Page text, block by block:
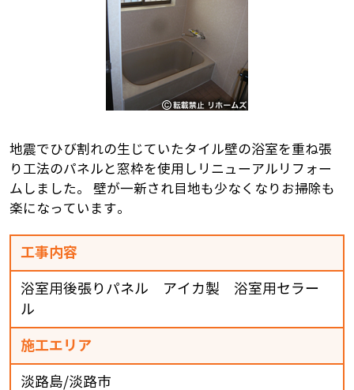
地震でひび割れの生じていたタイル壁の浴室を重ね張
り工法のパネルと窓枠を使用しリニューアルリフォー
ムしました。 壁が一新され目地も少なくなりお掃除も
楽になっています。
工事内容
浴室用後張りパネル アイカ製 浴室用セラー
ル
施工エリア
淡路島/淡路市